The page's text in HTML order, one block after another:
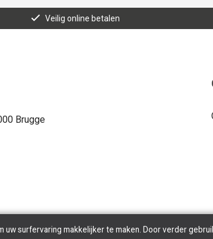
Veilig online betalen
Brugge
uw surfervaring makkelijker te maken. Door verder